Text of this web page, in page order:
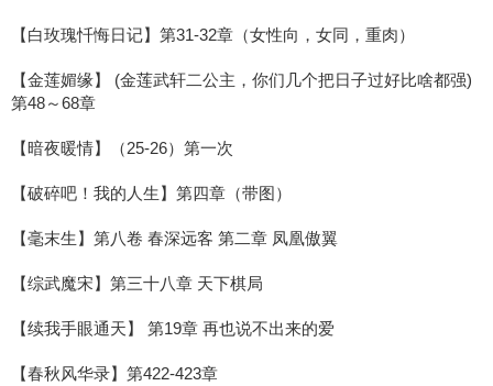
【白玫瑰忏悔日记】第31-32章（女性向，女同，重肉）
【金莲媚缘】 (金莲武轩二公主，你们几个把日子过好比啥都强)
第48～68章
【暗夜暖情】（25-26）第一次
【破碎吧！我的人生】第四章（带图）
【毫末生】第八卷 春深远客 第二章 凤凰傲翼
【综武魔宋】第三十八章 天下棋局
【续我手眼通天】 第19章 再也说不出来的爱
【春秋风华录】第422-423章